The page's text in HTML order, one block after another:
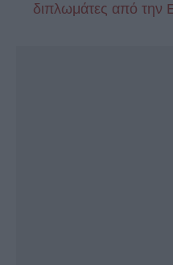
διπλωμάτες από την